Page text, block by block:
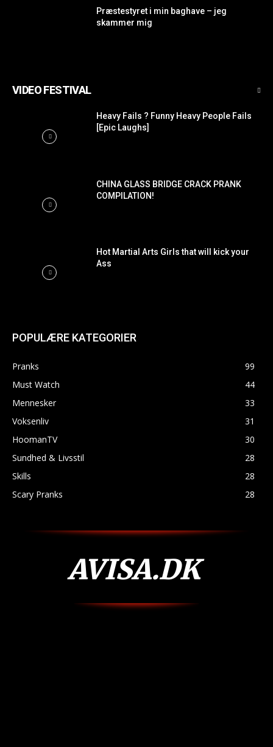
Præstestyret i min baghave – jeg
skammer mig
VIDEO FESTIVAL
Heavy Fails ? Funny Heavy People Fails
[Epic Laughs]
CHINA GLASS BRIDGE CRACK PRANK
COMPILATION!
Hot Martial Arts Girls that will kick your
Ass
POPULÆRE KATEGORIER
Pranks
99
Must Watch
44
Mennesker
33
Voksenliv
31
HoomanTV
30
Sundhed & Livsstil
28
Skills
28
Scary Pranks
28
AVISA.DK